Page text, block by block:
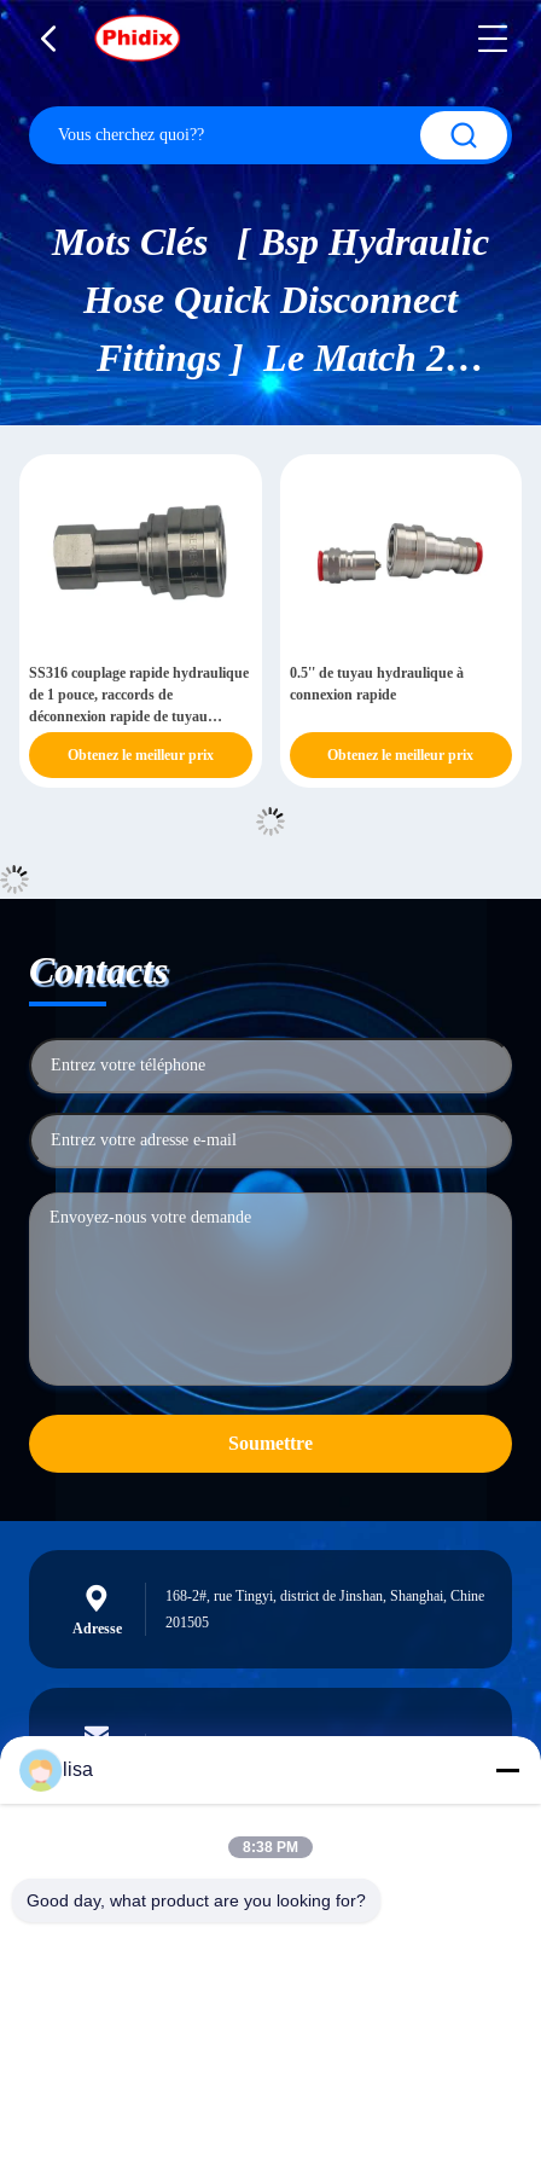
Mots Clés [ Bsp Hydraulic
Hose Quick Disconnect
Fittings ] Le Match 2
Produits.
SS316 couplage rapide hydraulique
de 1 pouce, raccords de
déconnexion rapide de tuyau
hydraulique
Obtenez le meilleur prix
0.5'' de tuyau hydraulique à
connexion rapide
Obtenez le meilleur prix
Contacts
Soumettre
Adresse
168-2#, rue Tingyi, district de Jinshan, Shanghai, Chine
201505
E-mail
Téléphone
lisa
8:38 PM
Good day, what product are you looking for?